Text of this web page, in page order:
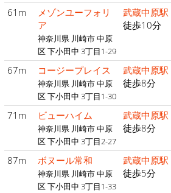
61m
メゾンユーフォリ
ア
神奈川県 川崎市 中原
区 下小田中 3丁目1-29
武蔵中原駅
徒歩10分
67m コージープレイス
神奈川県 川崎市 中原
区 下小田中 3丁目1-30
武蔵中原駅
徒歩8分
71m ビューハイム
神奈川県 川崎市 中原
区 下小田中 3丁目2-27
武蔵中原駅
徒歩8分
87m ボヌール常和
神奈川県 川崎市 中原
区 下小田中 3丁目1-33
武蔵中原駅
徒歩5分